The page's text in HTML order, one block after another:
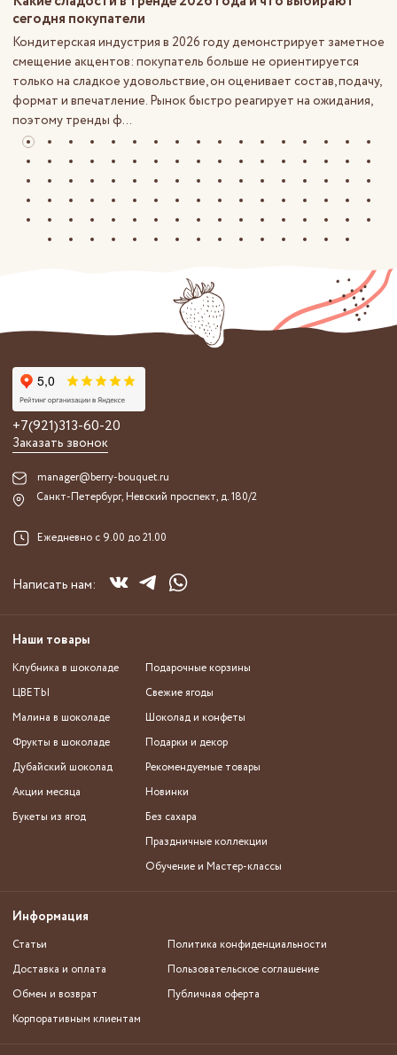
сегодня покупатели
Кондитерская индустрия в 2026 году демонстрирует заметное
смещение акцентов: покупатель больше не ориентируется
только на сладкое удовольствие, он оценивает состав, подачу,
формат и впечатление. Рынок быстро реагирует на ожидания,
поэтому тренды ф...
+7(921)313-60-20
Заказать звонок
manager@berry-bouquet.ru
Санкт-Петербург, Невский проспект, д. 180/2
Ежедневно с 9.00 до 21.00
Написать нам:
Наши товары
Клубника в шоколаде
ЦВЕТЫ
Малина в шоколаде
Фрукты в шоколаде
Дубайский шоколад
Акции месяца
Букеты из ягод
Подарочные корзины
Свежие ягоды
Шоколад и конфеты
Подарки и декор
Рекомендуемые товары
Новинки
Без сахара
Праздничные коллекции
Обучение и Мастер-классы
Информация
Статьи
Доставка и оплата
Обмен и возврат
Корпоративным клиентам
Политика конфиденциальности
Пользовательское соглашение
Публичная оферта